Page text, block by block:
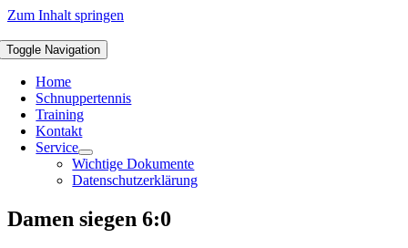
Zum Inhalt springen
Toggle Navigation
Home
Schnuppertennis
Training
Kontakt
Service
Wichtige Dokumente
Datenschutzerklärung
Damen siegen 6:0